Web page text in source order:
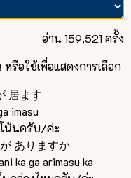
อ่าน 159,521 ครั้ง
รือใช้เพื่อแสดงการเลือก
居ます
imasu
น้นครับ/ค่ะ
が ありますか
ka ga arimasu ka